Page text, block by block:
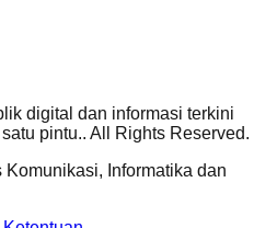
digital dan informasi terkini
pintu.. All Rights Reserved.
Komunikasi, Informatika dan